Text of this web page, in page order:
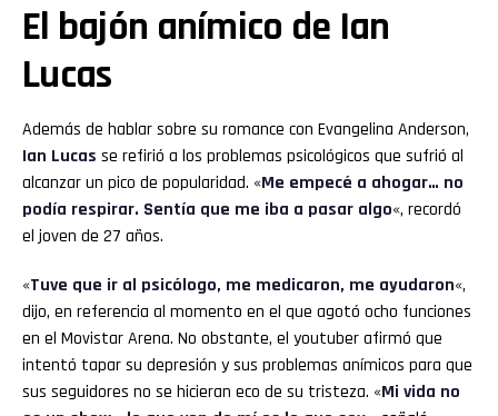
El bajón anímico de Ian
Lucas
Además de hablar sobre su romance con Evangelina Anderson,
Ian Lucas se refirió a los problemas psicológicos que sufrió al
alcanzar un pico de popularidad. «Me empecé a ahogar… no
podía respirar. Sentía que me iba a pasar algo«, recordó
el joven de 27 años.
«Tuve que ir al psicólogo, me medicaron, me ayudaron«,
dijo, en referencia al momento en el que agotó ocho funciones
en el Movistar Arena. No obstante, el youtuber afirmó que
intentó tapar su depresión y sus problemas anímicos para que
sus seguidores no se hicieran eco de su tristeza. «Mi vida no